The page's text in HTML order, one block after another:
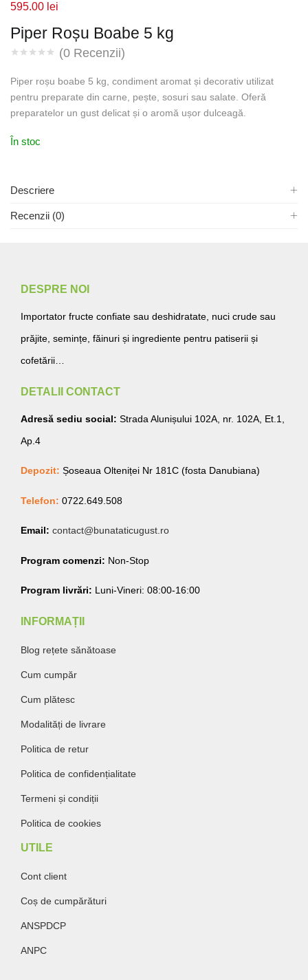
Piper Roșu Boabe 5 kg
(0 Recenzii)
595.00 lei
Piper roșu boabe 5 kg, condiment aromat și decorativ utilizat
pentru preparate din carne, pește, sosuri sau salate. Oferă
preparatelor un gust delicat și o aromă ușor dulceagă.
În stoc
Descriere
Recenzii (0)
DESPRE NOI
Importator fructe confiate sau deshidratate, nuci crude sau
prăjite, semințe, făinuri și ingrediente pentru patiserii și
cofetării…
DETALII CONTACT
Adresă sediu social: Strada Alunișului 102A, nr. 102A, Et.1,
Ap.4
Depozit: Șoseaua Olteniței Nr 181C (fosta Danubiana)
Telefon: 0722.649.508
Email: contact@bunataticugust.ro
Program comenzi: Non-Stop
Program livrări: Luni-Vineri: 08:00-16:00
INFORMAȚII
Blog rețete sănătoase
Cum cumpăr
Cum plătesc
Modalități de livrare
Politica de retur
Politica de confidențialitate
Termeni și condiții
Politica de cookies
UTILE
Cont client
Coș de cumpărături
ANSPDCP
ANPC